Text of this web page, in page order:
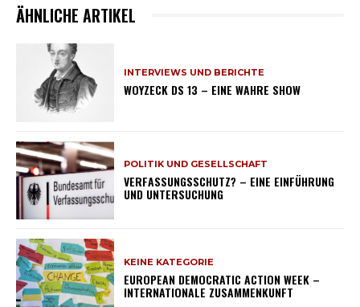
ÄHNLICHE ARTIKEL
INTERVIEWS UND BERICHTE
WOYZECK DS 13 – EINE WAHRE SHOW
POLITIK UND GESELLSCHAFT
VERFASSUNGSSCHUTZ? – EINE EINFÜHRUNG
UND UNTERSUCHUNG
KEINE KATEGORIE
EUROPEAN DEMOCRATIC ACTION WEEK –
INTERNATIONALE ZUSAMMENKUNFT